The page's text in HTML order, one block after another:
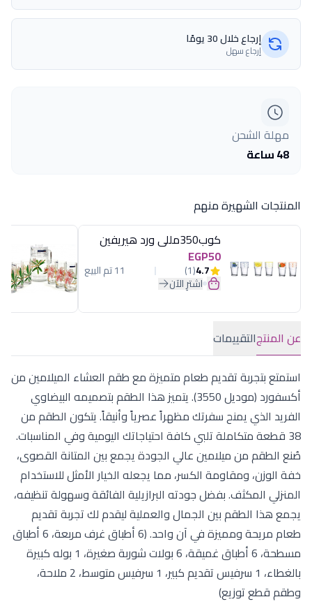
إرجاع خلال 30 يومًا
إرجاع سهل
مهلة الشحن
48 ساعة
المنتجات الشهيرة منهم
كوب350مللى ورد هيريفين
EGP50
4.7
(1) 11 تم البيع
اشترِ الآن
عن المنتجالتقييمات
استمتع بتجربة تقديم طعام متميزة مع طقم العشاء الميلامين من
أكسفورد (موديل 3550). يتميز هذا الطقم بتصميمه البيضاوي
الفريد الذي يمنح سفرتك مظهراً عصرياً وأنيقاً. يتكون الطقم من
38 قطعة متكاملة تلبي كافة احتياجاتك اليومية وفي المناسبات.
صُنع الطقم من ميلامين عالي الجودة يجمع بين المتانة القصوى،
خفة الوزن، ومقاومة الكسر، مما يجعله الخيار الأمثل للاستخدام
المنزلي المكثف. بفضل جودته البرازيلية الفائقة وسهولة تنظيفه،
يجمع هذا الطقم بين الجمال والعملية ليقدم لك تجربة تقديم
طعام مريحة ومميزة في آن واحد. (6 أطباق غرف مربعة، 6 أطباق
مسطحة، 6 أطباق غميقة، 6 بولات شوربة صغيرة، 1 بوله كبيرة
بالغطاء، 1 سرفيس تقديم كبير، 1 سرفيس متوسط، 2 ملاحة،
وطقم قطع توزيع)